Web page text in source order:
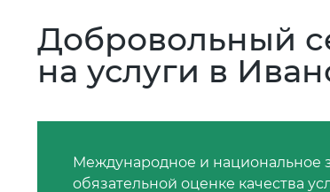
Добровольный
на услуги в
Международное и национальное
обязательной оценке качества